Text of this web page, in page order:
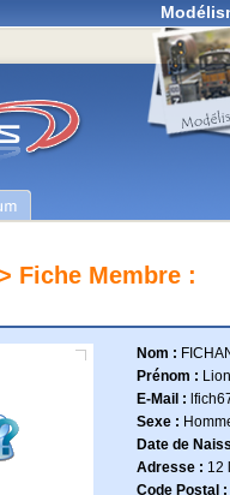
Fiche Membre :
Nom :
Prénom :
E-Mail :
Sexe :
Date de
Adresse : 12
Code Postal :